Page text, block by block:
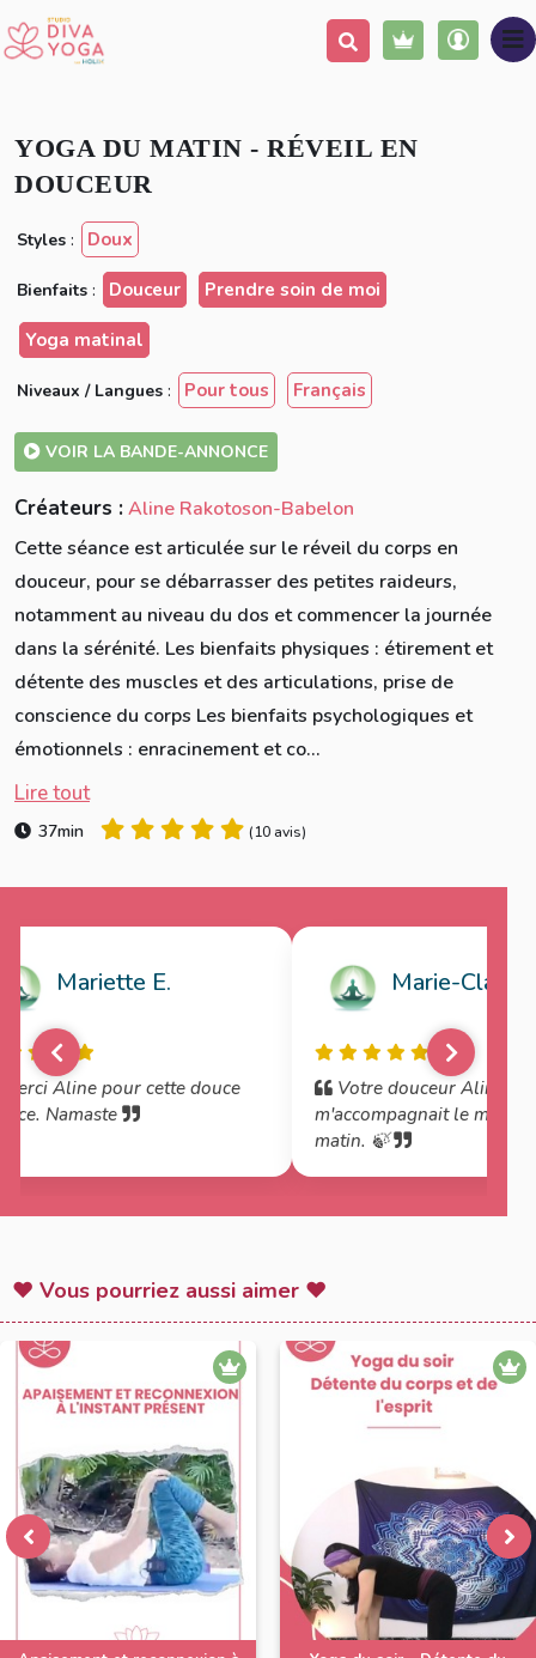
Ajouter à ma liste Partager
Vintage
YOGA DU MATIN - RÉVEIL EN
DOUCEUR
Styles : Doux
Bienfaits : Douceur Prendre soin de moi
Yoga matinal
Niveaux / Langues : Pour tous Français
VOIR LA BANDE-ANNONCE
Créateurs :Aline Rakotoson-Babelon
Cette séance est articulée sur le réveil du corps en
douceur, pour se débarrasser des petites raideurs,
notamment au niveau du dos et commencer la journée
dans la sérénité. Les bienfaits physiques : étirement et
détente des muscles et des articulations, prise de
conscience du corps Les bienfaits psychologiques et
émotionnels : enracinement et co...
Lire tout
37min (10 avis)
Mariette E.
Aline pour cette douce
Namaste
Marie-Claire
Votre douceur Aline est
m'accompagnait le mieux
matin. 🍃
♥ Vous pourriez aussi aimer ♥